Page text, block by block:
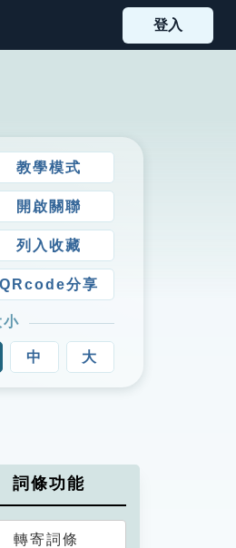
登入
教學模式
開啟關聯
列入收藏
QRcode分享
小
中 大
詞條功能
轉寄詞條